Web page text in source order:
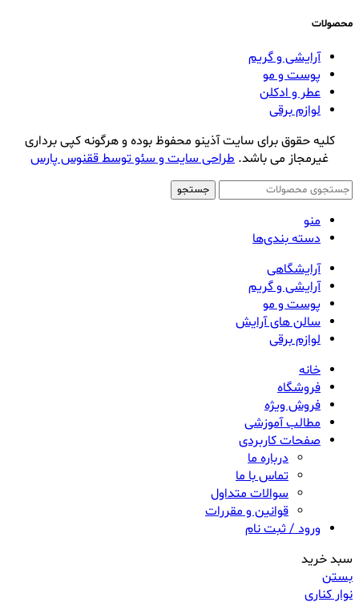
محصولات
آرایشی و گریم
پوست و مو
عطر و ادکلن
لوازم برقی
کلیه حقوق برای سایت آذینو محفوظ بوده و هرگونه کپی برداری
غیرمجاز می باشد. طراحی سایت و سئو توسط ققنوس پارس
جستجو
منو
دسته بندی‌ها
آرایشگاهی
آرایشی و گریم
پوست و مو
سالن های آرایش
لوازم برقی
خانه
فروشگاه
فروش ویژه
مطالب آموزشی
صفحات کاربردی
درباره ما
تماس با ما
سوالات متداول
قوانین و مقررات
ورود / ثبت نام
سبد خرید
بستن
نوار کناری